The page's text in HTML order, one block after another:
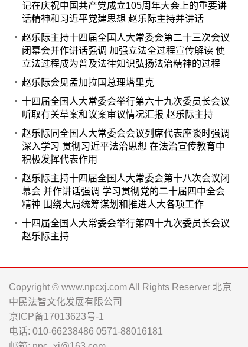
记在庆祝中国共产党成立105周年大会上的重要讲
话精神和习近平党建思想 赵乐际主持并讲话
赵乐际主持十四届全国人大常委会第二十三次会议
闭幕会并作讲话强调 加强立法全过程宣传解读 使
立法过程成为普及法律知识弘扬法治精神的过程
赵乐际会见孟加拉国总理塔里克
十四届全国人大常委会举行第六十九次委员长会议
听取有关草案和议案审议情况汇报 赵乐际主持
赵乐际同全国人大常委会会议列席代表座谈时强调
深入学习 贯彻习近平法治思想 在法治宣传教育中
积极发挥代表作用
赵乐际主持十四届全国人大常委会第十八次会议闭
幕会 并作讲话强调 学习贯彻党的二十届四中全会
精神 围绕大局统筹谋划和推进人大各项工作
十四届全国人大常委会举行第四十九次委员长会议
赵乐际主持
Copyright © www.npcxj.com All Rights Reserver 北京
中民法智文化发展有限公司
京ICP备17013623号-1
电话: 010-66238486 0571-88016181